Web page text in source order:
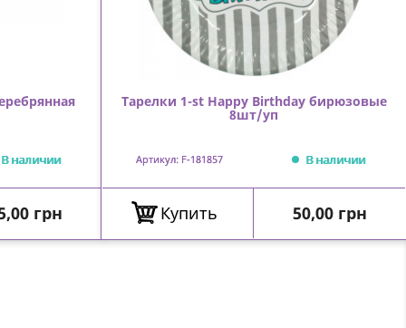
В наличии
грн
Тарелки 1-st Happy Birthday бирюзовые
8шт/уп
Артикул: F-181857 В наличии
Купить Цена
50,00 грн